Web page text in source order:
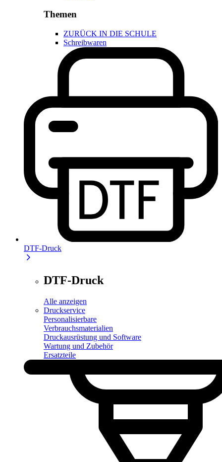
Themen
ZURÜCK IN DIE SCHULE
Schreibwaren
DTF-Druck
DTF-Druck
Alle anzeigen
Druckservice
Personalisierbare
Verbrauchsmaterialien
Druckausrüstung und Software
Wartung und Zubehör
Ersatzteile